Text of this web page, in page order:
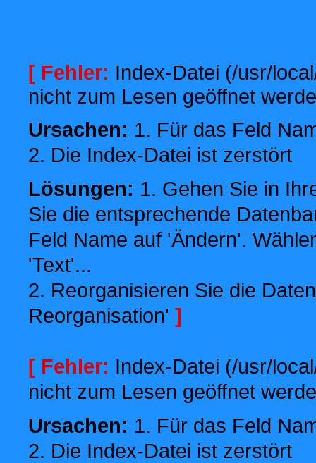
[ Fehler: Index-Datei (/usr/
nicht zum Lesen geöffnet
Ursachen: 1. Für das Feld
2. Die Index-Datei ist zerstört
Lösungen: 1. Gehen Sie in
Sie die entsprechende
Feld Name auf 'Ändern'.
'Text'...
2. Reorganisieren Sie die
Reorganisation' ]
[ Fehler: Index-Datei (/usr/
nicht zum Lesen geöffnet
Ursachen: 1. Für das Feld
2. Die Index-Datei ist zerstört